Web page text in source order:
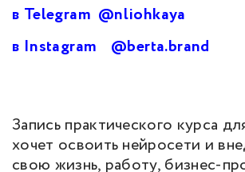
в Telegram @nliohkaya
в Instagram @berta.brand
Запись практического курса
хочет освоить нейросети и
свою жизнь, работу, бизнес-